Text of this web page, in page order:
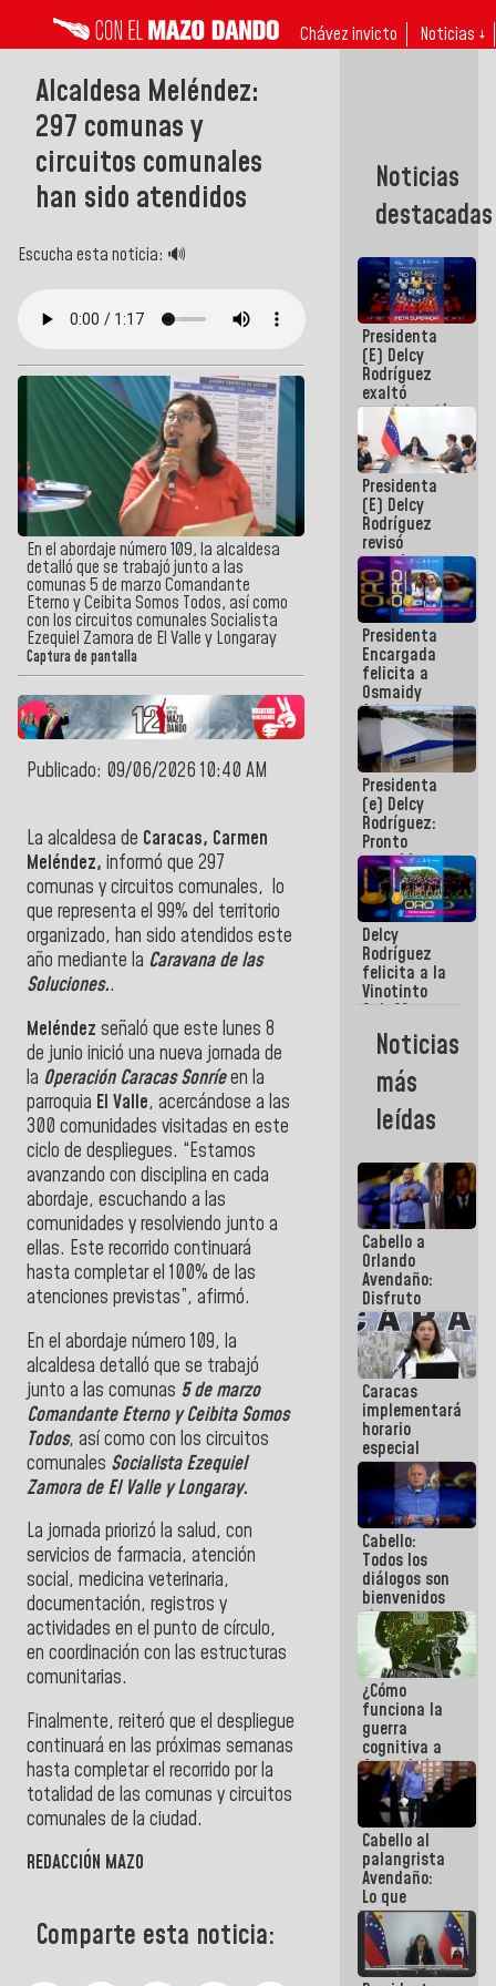
Chávez invicto Noticias ↓
Alcaldesa Meléndez:
297 comunas y
circuitos comunales
han sido atendidos
Escucha esta noticia: 🔊
En el abordaje número 109, la alcaldesa
detalló que se trabajó junto a las
comunas 5 de marzo Comandante
Eterno y Ceibita Somos Todos, así como
con los circuitos comunales Socialista
Ezequiel Zamora de El Valle y Longaray
Captura de pantalla
Publicado: 09/06/2026 10:40 AM
La alcaldesa de Caracas, Carmen
Meléndez, informó que 297
comunas y circuitos comunales, lo
que representa el 99% del territorio
organizado, han sido atendidos este
año mediante la Caravana de las
Soluciones..
Meléndez señaló que este lunes 8
de junio inició una nueva jornada de
la Operación Caracas Sonríeen la
parroquia El Valle, acercándose a las
300 comunidades visitadas en este
ciclo de despliegues. “Estamos
avanzando con disciplina en cada
abordaje, escuchando a las
comunidades y resolviendo junto a
ellas. Este recorrido continuará
hasta completar el 100% de las
atenciones previstas”, afirmó.
En el abordaje número 109, la
alcaldesa detalló que se trabajó
junto a las comunas 5 de marzo
Comandante Eterno y Ceibita Somos
Todos, así como con los circuitos
comunales Socialista Ezequiel
Zamora de El Valle y Longaray.
La jornada priorizó la salud, con
servicios de farmacia, atención
social, medicina veterinaria,
documentación, registros y
actividades en el punto de círculo,
en coordinación con las estructuras
comunitarias.
Finalmente, reiteró que el despliegue
continuará en las próximas semanas
hasta completar el recorrido por la
totalidad de las comunas y circuitos
comunales de la ciudad.
REDACCIÓN MAZO
Comparte esta noticia:
Noticias
destacadas
Presidenta
(E) Delcy
Rodríguez
exaltó
participación
de
Venezuela
en Juegos
Centroamericanos
y del Caribe
2026
Presidenta
(E) Delcy
Rodríguez
revisó
agenda
económica y
ejecución de
fondos de
emergencia
post-sismos
Presidenta
Encargada
felicita a
Osmaidy
Arias y
Giraly
Marcano por
hacer
historia en
los
Centroamericanos
Presidenta
(e) Delcy
Rodríguez:
Pronto
restableceremos
las
operaciones
en el
Aeropuerto
Internacional
de
Maiquetía
Delcy
Rodríguez
felicita a la
Vinotinto
Sub 20
campeona
frente
México Sub
23 en los
Centroamericanos
Noticias
más
leídas
Cabello a
Orlando
Avendaño:
Disfruto
cada vez
que escribes
porque lo
que haces
es
embarrarla
Caracas
implementará
horario
especial
para
adaptarse
al plan de
ahorro
energético
Cabello:
Todos los
diálogos son
bienvenidos
siempre que
estén en el
marco de la
Constitución
de la
República
¿Cómo
funciona la
guerra
cognitiva a
favor de la
narrativa
hegemónica?
(1)
Cabello al
palangrista
Avendaño:
Lo que
vayas a
escribir
hazlo hoy
por que no